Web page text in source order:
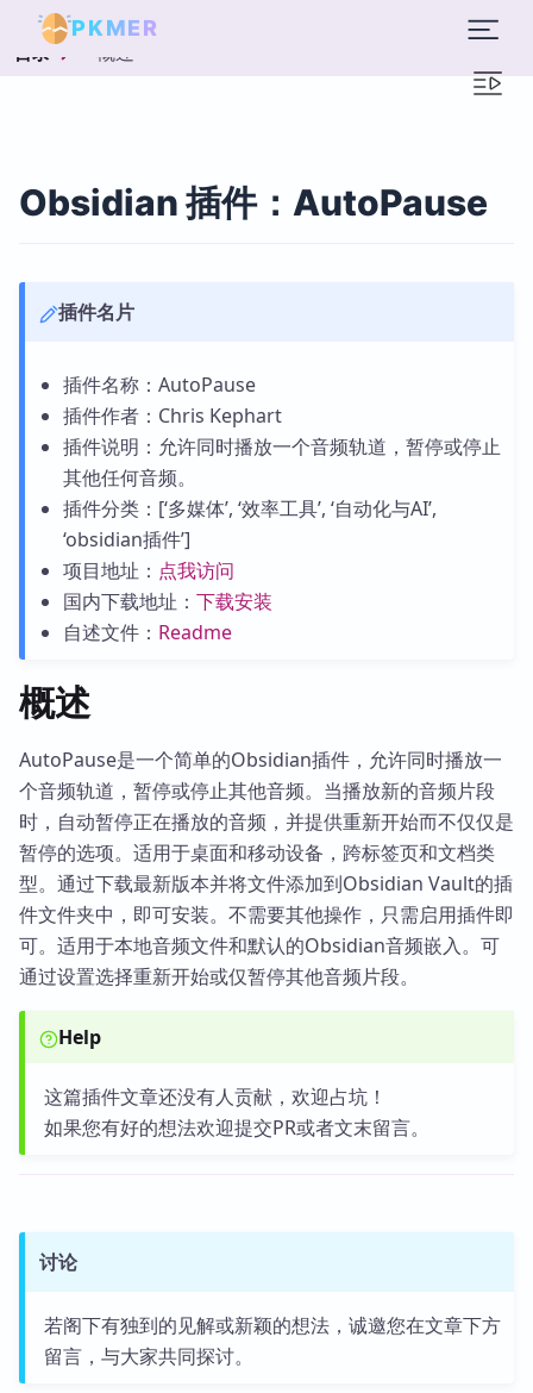
PKMER
目录 概述
Obsidian 插件：AutoPause
插件名片
插件名称：AutoPause
插件作者：Chris Kephart
插件说明：允许同时播放一个音频轨道，暂停或停止
其他任何音频。
插件分类：[‘多媒体’, ‘效率工具’, ‘自动化与AI’,
‘obsidian插件’]
项目地址： 点我访问
国内下载地址： 下载安装
自述文件： Readme
概述
AutoPause是一个简单的Obsidian插件，允许同时播放一
个音频轨道，暂停或停止其他音频。当播放新的音频片段
时，自动暂停正在播放的音频，并提供重新开始而不仅仅是
暂停的选项。适用于桌面和移动设备，跨标签页和文档类
型。通过下载最新版本并将文件添加到Obsidian Vault的插
件文件夹中，即可安装。不需要其他操作，只需启用插件即
可。适用于本地音频文件和默认的Obsidian音频嵌入。可
通过设置选择重新开始或仅暂停其他音频片段。
Help
这篇插件文章还没有人贡献，欢迎占坑！
如果您有好的想法欢迎提交PR或者文末留言。
讨论
若阁下有独到的见解或新颖的想法，诚邀您在文章下方
留言，与大家共同探讨。